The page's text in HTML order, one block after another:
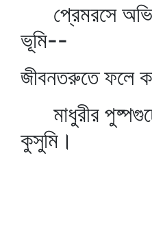
প্রেমরসে
ভূমি--
জীবনতরুতে ফলে
মাধুরীর
কুসুমি।